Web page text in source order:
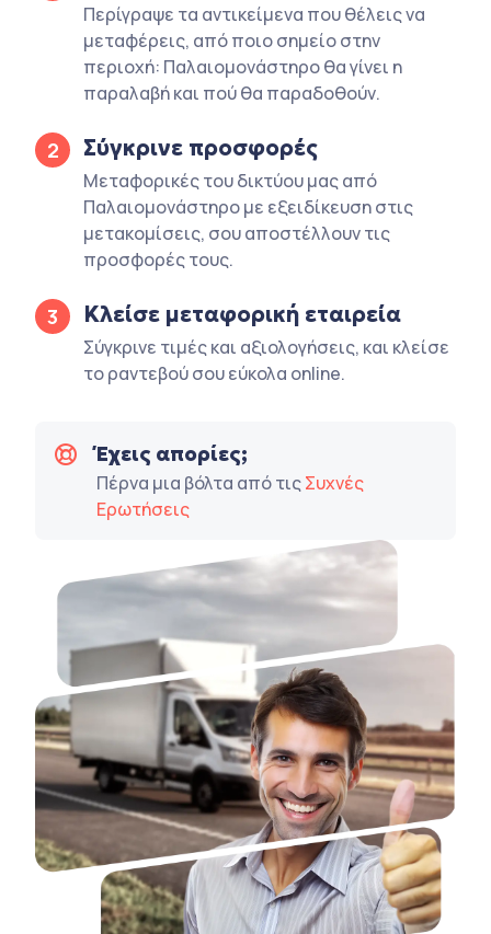
Περίγραψε τα αντικείμενα που θέλεις να
μεταφέρεις, από ποιο σημείο στην
περιοχή: Παλαιομονάστηρο θα γίνει η
παραλαβή και πού θα παραδοθούν.
2 Σύγκρινε προσφορές
Μεταφορικές του δικτύου μας από
Παλαιομονάστηρο με εξειδίκευση στις
μετακομίσεις, σου αποστέλλουν τις
προσφορές τους.
3 Κλείσε μεταφορική εταιρεία
Σύγκρινε τιμές και αξιολογήσεις, και κλείσε
το ραντεβού σου εύκολα online.
Έχεις απορίες;
Πέρνα μια βόλτα από τιςΣυχνές
Ερωτήσεις